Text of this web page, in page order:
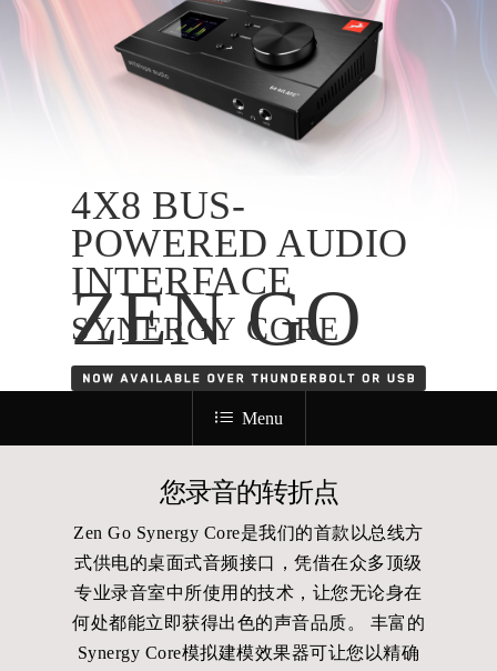
4X8 BUS-
POWERED AUDIO
INTERFACE
ZEN GO
SYNERGY CORE
Menu
您录音的转折点
Zen Go Synergy Core是我们的首款以总线方
式供电的桌面式音频接口，凭借在众多顶级
专业录音室中所使用的技术，让您无论身在
何处都能立即获得出色的声音品质。 丰富的
Synergy Core模拟建模效果器可让您以精确